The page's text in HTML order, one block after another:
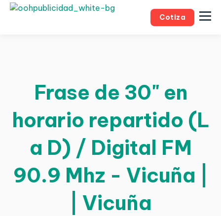
Cotiza
Frase de 30" en
horario repartido (L
a D) / Digital FM
90.9 Mhz - Vicuña |
| Vicuña